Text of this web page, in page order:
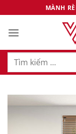
qua
nội
MÀNH
Tìm